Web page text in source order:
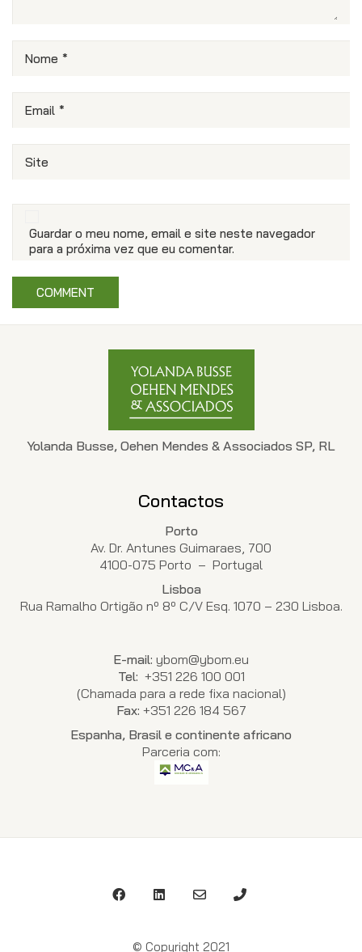
Nome *
Email *
Site
Guardar o meu nome, email e site neste navegador
para a próxima vez que eu comentar.
Yolanda Busse, Oehen Mendes & Associados SP, RL
Contactos
Porto
Av. Dr. Antunes Guimaraes, 700
4100-075 Porto – Portugal
Lisboa
Rua Ramalho Ortigão nº 8º C/V Esq. 1070 – 230 Lisboa.
E-mail: ybom@ybom.eu
Tel: +351 226 100 001
(Chamada para a rede fixa nacional)
Fax: +351 226 184 567
Espanha, Brasil e continente africano
Parceria com:
© Copyright 2021